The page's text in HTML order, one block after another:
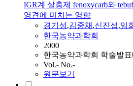
IGR계 살충제 fenoxycarb와
영견에 미치는 영향
경기성,김중채 ,신진섭,임
한국농약과학회
2000
한국농약과학회 학술발
Vol.- No.-
원문보기